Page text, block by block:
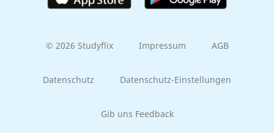
© 2026 Studyflix Impressum AGB
Datenschutz Datenschutz-Einstellungen
Gib uns Feedback